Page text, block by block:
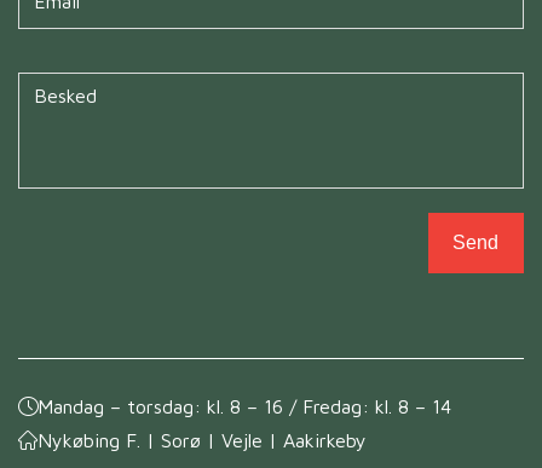
Send
Mandag – torsdag: kl. 8 – 16 / Fredag: kl. 8 – 14
Nykøbing F. | Sorø | Vejle | Aakirkeby